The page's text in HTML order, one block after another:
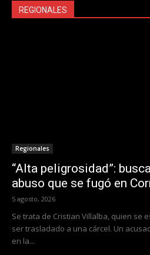
REGIONALES
Regionales
“Alta peligrosidad”:
abuso que se fugó en
5 agosto, 2026
Se trata de Cristian Villalba, quien se
ser trasladado a una cárcel. Un
en la...